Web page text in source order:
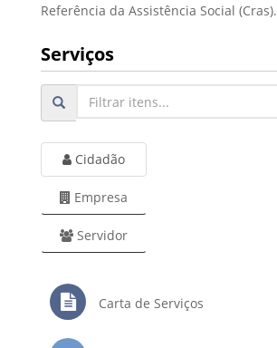
Referência da Assistência Social (Cras).
Serviços
Cidadão
Empresa
Servidor
Carta de Serviços